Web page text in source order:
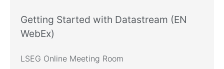
Getting Started with Datastream (EN
WebEx)
LSEG Online Meeting Room